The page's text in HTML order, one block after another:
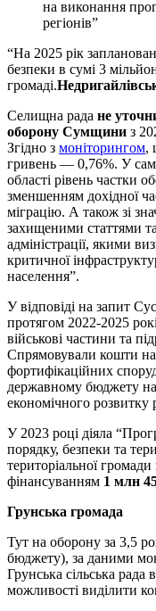
на виконання
регіонів”
“На 2025 рік
безпеки в сумі 3
громаді.
Селищна рада не
оборону Сумщини з
Згідно з моніторингом,
гривень — 0,76%. У
області рівень частки
зменшенням дохідної
міграцію. А також зі
захищеними статтями
адміністрації, якими
критичної
населення”.
У відповіді на запит
протягом 2022-2025
військові частини та
Спрямовували кошти
фортифікаційних
державному бюджету
економічного розвитку
У 2023 році діяла
порядку, безпеки та
територіальної
фінансуванням 1 млн
Грунська громада
Тут на оборону за 3,5
бюджету), за даними
Грунська сільська рада
можливості виділити